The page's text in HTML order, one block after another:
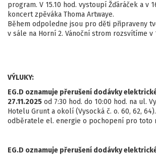
program. V 15.10 hod. vystoupí Žďáráček a v
koncert zpěváka Thoma Artwaye.
Během odpoledne jsou pro děti připraveny
v sále na Horní 2. Vánoční strom rozsvítíme v
VÝLUKY:
EG.D oznamuje přerušení dodávky
27.11.2025 od 7:30 hod. do 10:00 hod. na ul.
Hotelu Grunt a okolí (Vysocká č. o. 60, 62,
odběratele el. energie o pochopení pro toto
EG.D oznamuje přerušení dodávky